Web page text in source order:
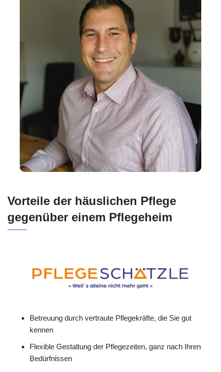
Vorteile der häuslichen Pflege
gegenüber einem Pflegeheim
Betreuung durch vertraute Pflegekräfte, die Sie gut
kennen
Flexible Gestaltung der Pflegezeiten, ganz nach Ihren
Bedürfnissen